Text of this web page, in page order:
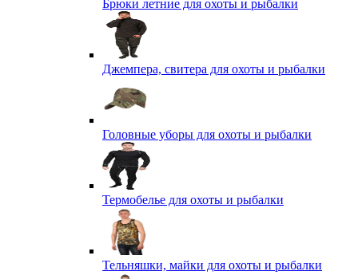
Брюки летние для охоты и рыбалки
Джемпера, свитера для охоты и рыбалки
Головные уборы для охоты и рыбалки
Термобелье для охоты и рыбалки
Тельняшки, майки для охоты и рыбалки